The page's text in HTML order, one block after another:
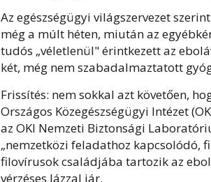
Az egészségügyi világszervezet
még a múlt héten, miután az
tudós „véletlenül" érintkezett az
két, még nem szabadalmaztatott
Frissítés: nem sokkal azt követően,
Országos Közegészségügyi Intézet
az OKI Nemzeti Biztonsági
„nemzetközi feladathoz kapcsolódó,
filovírusok családjába tartozik az
vérzéses lázzal jár.